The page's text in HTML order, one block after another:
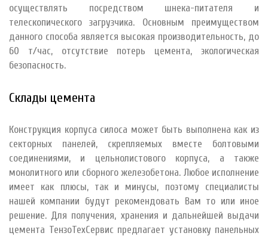
осуществлять посредством шнека-питателя и
телескопического загрузчика. Основным преимуществом
данного способа является высокая производительность, до
60 т/час, отсутствие потерь цемента, экологическая
безопасность.
Склады цемента
Конструкция корпуса силоса может быть выполнена как из
секторных панелей, скрепляемых вместе болтовыми
соединениями, и цельнолистового корпуса, а также
монолитного или сборного железобетона. Любое исполнение
имеет как плюсы, так и минусы, поэтому специалисты
нашей компании будут рекомендовать Вам то или иное
решение. Для получения, хранения и дальнейшей выдачи
цемента ТензоТехСервис предлагает установку панельных